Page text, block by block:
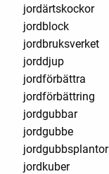
jordärtskockor
jordblock
jordbruksverket
jorddjup
jordförbättra
jordförbättring
jordgubbar
jordgubbe
jordgubbsplantor
jordkuber